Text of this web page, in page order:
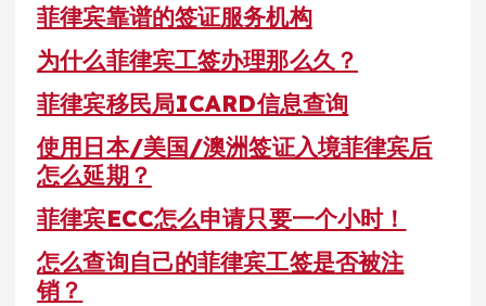
菲律宾靠谱的签证服务机构
为什么菲律宾工签办理那么久？
菲律宾移民局ICARD信息查询
使用日本/美国/澳洲签证入境菲律宾后
怎么延期？
菲律宾ECC怎么申请只要一个小时！
怎么查询自己的菲律宾工签是否被注
销？